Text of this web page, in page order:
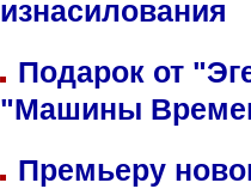
изнасилования
Подарок от
"Машины
Премьеру